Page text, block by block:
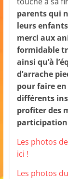
parents qui
leurs
merci aux
formidable
ainsi qu’à
d’arrache
pour faire
différents
profiter des
Les photos
ici !
Les photos